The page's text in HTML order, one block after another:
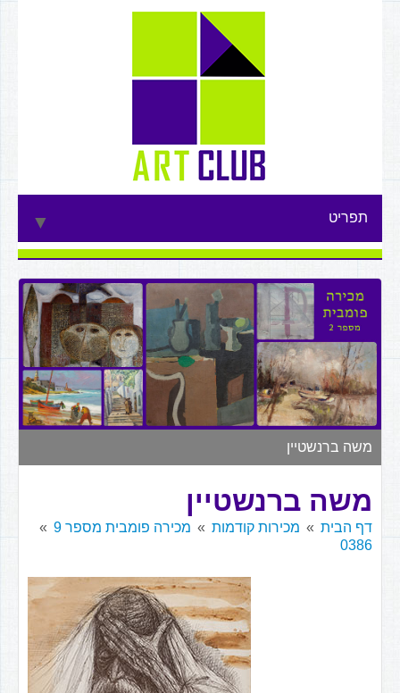
תפריט ▼
▼
▼
▼
▼
משה ברנשטיין
משה ברנשטיין
דף הבית מכירות קודמות
מכירה פומבית מספר 9
0386